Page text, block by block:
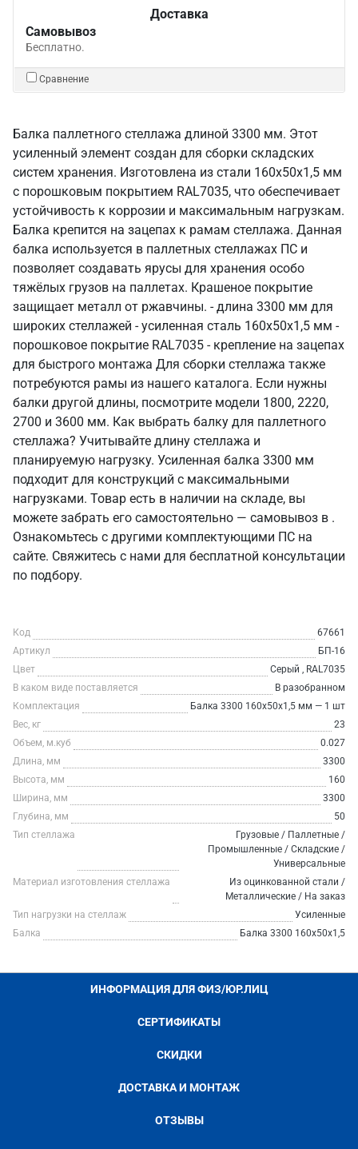
Доставка
Самовывоз
Бесплатно.
Сравнение
Балка паллетного стеллажа длиной 3300 мм. Этот
усиленный элемент создан для сборки складских
систем хранения. Изготовлена из стали 160х50х1,5 мм
с порошковым покрытием RAL7035, что обеспечивает
устойчивость к коррозии и максимальным нагрузкам.
Балка крепится на зацепах к рамам стеллажа. Данная
балка используется в паллетных стеллажах ПС и
позволяет создавать ярусы для хранения особо
тяжёлых грузов на паллетах. Крашеное покрытие
защищает металл от ржавчины. - длина 3300 мм для
широких стеллажей - усиленная сталь 160х50х1,5 мм -
порошковое покрытие RAL7035 - крепление на зацепах
для быстрого монтажа Для сборки стеллажа также
потребуются рамы из нашего каталога. Если нужны
балки другой длины, посмотрите модели 1800, 2220,
2700 и 3600 мм. Как выбрать балку для паллетного
стеллажа? Учитывайте длину стеллажа и
планируемую нагрузку. Усиленная балка 3300 мм
подходит для конструкций с максимальными
нагрузками. Товар есть в наличии на складе, вы
можете забрать его самостоятельно — самовывоз в .
Ознакомьтесь с другими комплектующими ПС на
сайте. Свяжитесь с нами для бесплатной консультации
по подбору.
Код
67661
Артикул
БП-16
Цвет
Серый , RAL7035
В каком виде поставляется
В разобранном
Комплектация
Балка 3300 160х50х1,5 мм — 1 шт
Вес, кг
23
Объем, м.куб
0.027
Длина, мм
3300
Высота, мм
160
Ширина, мм
3300
Глубина, мм
50
Тип стеллажа
Грузовые / Паллетные /
Промышленные / Складские /
Универсальные
Материал изготовления стеллажа
Из оцинкованной стали /
Металлические / На заказ
Тип нагрузки на стеллаж
Усиленные
Балка
Балка 3300 160х50х1,5
ИНФОРМАЦИЯ ДЛЯ ФИЗ/ЮР.ЛИЦ
СЕРТИФИКАТЫ
СКИДКИ
ДОСТАВКА И МОНТАЖ
ОТЗЫВЫ